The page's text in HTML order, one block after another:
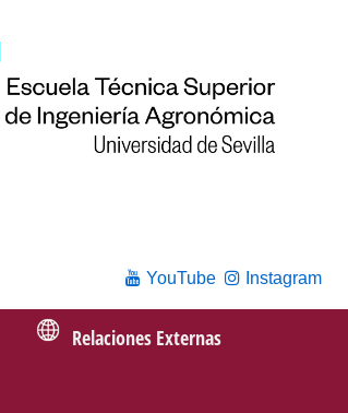
YouTube Instagram
Relaciones Externas